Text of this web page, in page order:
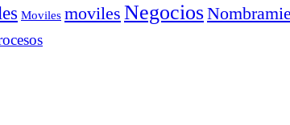
Moviles moviles Negocios